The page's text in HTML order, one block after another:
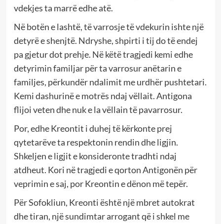
vdekjes ta marrë edhe atë.
Në botën e lashtë, të varrosje të vdekurin ishte një
detyrë e shenjtë. Ndryshe, shpirti i tij do të endej
pa gjetur dot prehje. Në këtë tragjedi kemi edhe
detyrimin familjar për ta varrosur anëtarin e
familjes, përkundër ndalimit me urdhër pushtetari.
Kemi dashurinë e motrës ndaj vëllait. Antigona
flijoi veten dhe nuk e la vëllain të pavarrosur.
Por, edhe Kreontit i duhej të kërkonte prej
qytetarëve ta respektonin rendin dhe ligjin.
Shkeljen e ligjit e konsideronte tradhti ndaj
atdheut. Kori në tragjedi e qorton Antigonën për
veprimin e saj, por Kreontin e dënon më tepër.
Për Sofokliun, Kreonti është një mbret autokrat
dhe tiran, një sundimtar arrogant që i shkel me